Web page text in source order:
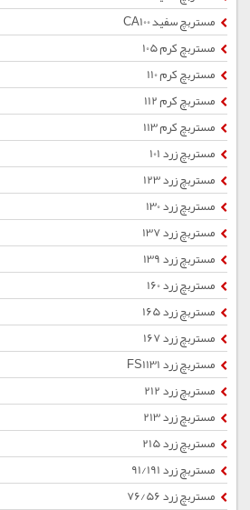
مستربچ سفید CA100
مستربچ کرم 105
مستربچ کرم 110
مستربچ کرم 112
مستربچ کرم 113
مستربچ زرد 101
مستربچ زرد 123
مستربچ زرد 130
مستربچ زرد 137
مستربچ زرد 139
مستربچ زرد 160
مستربچ زرد 165
مستربچ زرد 167
مستربچ زرد FS1131
مستربچ زرد 212
مستربچ زرد 213
مستربچ زرد 215
مستربچ زرد 91/191
مستربچ زرد 76/56